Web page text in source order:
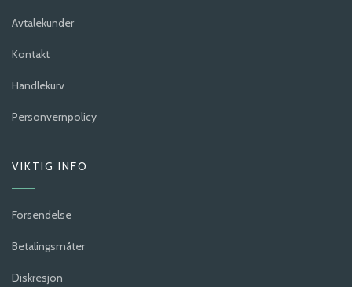
Avtalekunder
Kontakt
Handlekurv
Personvernpolicy
VIKTIG INFO
Forsendelse
Betalingsmåter
Diskresjon